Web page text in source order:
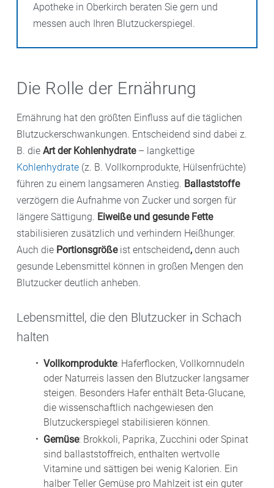
Apotheke in Oberkirch beraten Sie gern und
messen auch Ihren Blutzuckerspiegel.
Die Rolle der Ernährung
Ernährung hat den größten Einfluss auf die täglichen
Blutzuckerschwankungen. Entscheidend sind dabei z.
B. die Art der Kohlenhydrate – langkettige
Kohlenhydrate (z. B. Vollkornprodukte, Hülsenfrüchte)
führen zu einem langsameren Anstieg. Ballaststoffe
verzögern die Aufnahme von Zucker und sorgen für
längere Sättigung. Eiweiße und gesunde Fette
stabilisieren zusätzlich und verhindern Heißhunger.
Auch die Portionsgrößeist entscheidend, denn auch
gesunde Lebensmittel können in großen Mengen den
Blutzucker deutlich anheben.
Lebensmittel, die den Blutzucker in Schach
halten
Vollkornprodukte: Haferflocken, Vollkornnudeln
oder Naturreis lassen den Blutzucker langsamer
steigen. Besonders Hafer enthält Beta-Glucane,
die wissenschaftlich nachgewiesen den
Blutzuckerspiegel stabilisieren können.
Gemüse: Brokkoli, Paprika, Zucchini oder Spinat
sind ballaststoffreich, enthalten wertvolle
Vitamine und sättigen bei wenig Kalorien. Ein
halber Teller Gemüse pro Mahlzeit ist ein guter